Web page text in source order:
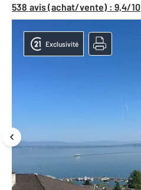
538 avis (achat/vente) : 9,4/10
Exclusivité